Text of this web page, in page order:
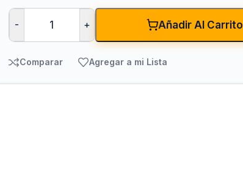
Tuberías y Conexiones
Cobre y Latón
- + Añadir Al Carrito
Comparar Agregar a mi Lista